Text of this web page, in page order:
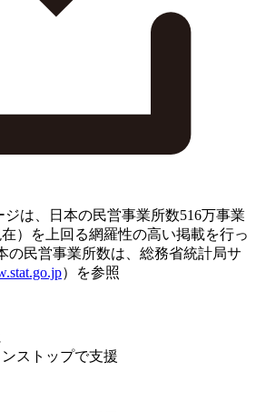
は、日本の民営事業所数516万事業
在）を上回る網羅性の高い掲載を行っ
の民営事業所数は、総務省統計局サ
）を参照
ストップで支援